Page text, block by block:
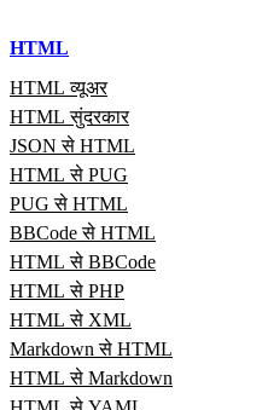
HTML
HTML व्यूअर
HTML सुंदरकार
JSON से HTML
HTML से PUG
PUG से HTML
BBCode से HTML
HTML से BBCode
HTML से PHP
HTML से XML
Markdown से HTML
HTML से Markdown